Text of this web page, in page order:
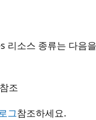
소스 종류는 다음
참조
그참조하세요.